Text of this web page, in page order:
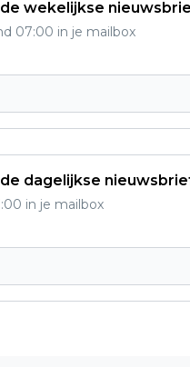
wekelijkse
07:00 in je mailbox
dagelijkse
in je mailbox